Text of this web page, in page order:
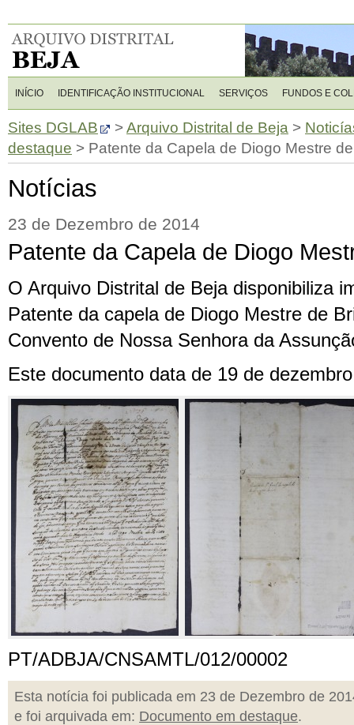
INÍCIO IDENTIFICAÇÃO INSTITUCIONAL SERVIÇOS FUNDOS E
Sites DGLAB >Arquivo Distrital de Beja >
destaque > Patente da Capela de Diogo Mestre
Notícias
23 de Dezembro de 2014
Patente da Capela de Diogo
O Arquivo Distrital de Beja disponibiliza
Patente da capela de Diogo Mestre de
Convento de Nossa Senhora da
Este documento data de 19 de
PT/ADBJA/CNSAMTL/012/00002
Esta notícia foi publicada em 23 de Dezembro de
e foi arquivada em: Documento em destaque.